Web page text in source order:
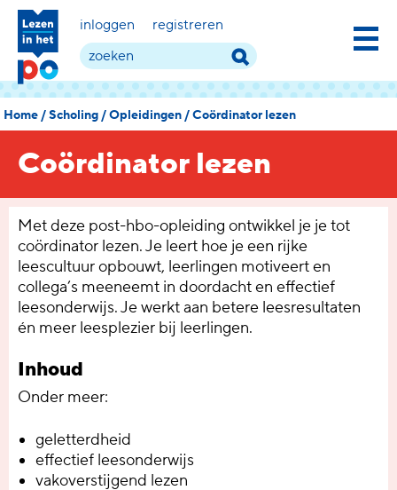
inloggen registreren
Home/Scholing/Opleidingen/Coördinator lezen
Coördinator lezen
Met deze post-hbo-opleiding ontwikkel je je tot
coördinator lezen. Je leert hoe je een rijke
leescultuur opbouwt, leerlingen motiveert en
collega’s meeneemt in doordacht en effectief
leesonderwijs. Je werkt aan betere leesresultaten
én meer leesplezier bij leerlingen.
Inhoud
Onder meer:
geletterdheid
effectief leesonderwijs
vakoverstijgend lezen